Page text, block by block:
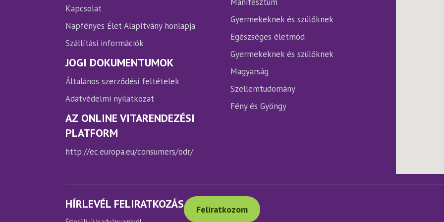
Kapcsolat
Napfényes Élet Alapítvány honlapja
Szállítási információk
JOGI DOKUMENTUMOK
Általános szerződési feltételek
Adatvédelmi nyilatkozat
AZ ONLINE VITARENDEZÉSI
PLATFORM
http://ec.europa.eu/consumers/odr/
Gyermekeknek és szülőknek
Egészséges életmód
Gyermekeknek és szülőknek
Magyarság
Szellemtudomány
Fény és Gyöngy
HÍRLEVÉL FELIRATKOZÁS Feliratkozom